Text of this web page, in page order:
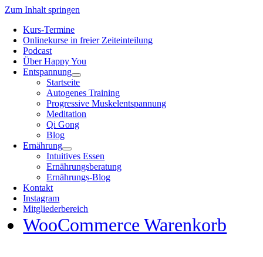
Zum Inhalt springen
Kurs-Termine
Onlinekurse in freier Zeiteinteilung
Podcast
Über Happy You
Entspannung
Startseite
Autogenes Training
Progressive Muskelentspannung
Meditation
Qi Gong
Blog
Ernährung
Intuitives Essen
Ernährungsberatung
Ernährungs-Blog
Kontakt
Instagram
Mitgliederbereich
WooCommerce Warenkorb